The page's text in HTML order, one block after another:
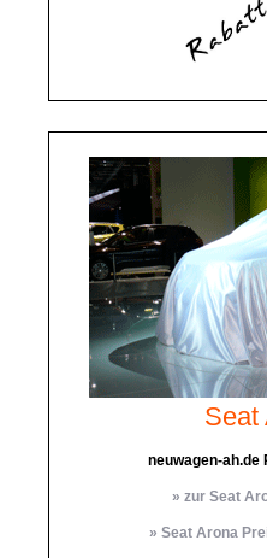
Seat
neuwagen-ah.de
» zur Seat
» Seat Arona